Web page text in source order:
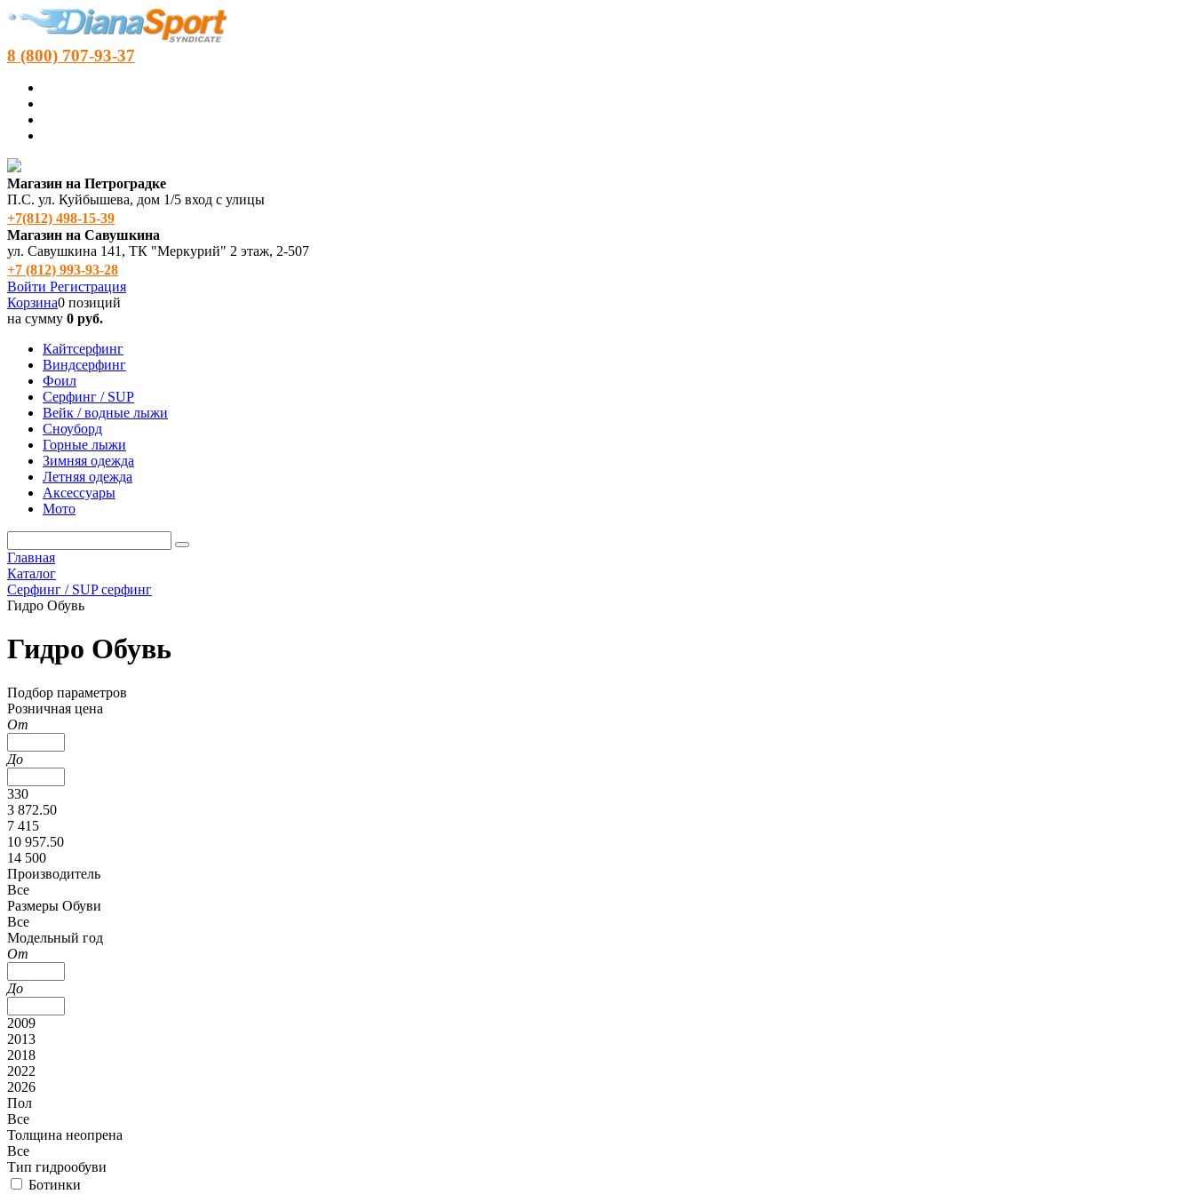
8 (800) 707-93-37
Магазин на Петроградке
П.С. ул. Куйбышева, дом 1/5 вход с улицы
+7(812) 498‑15-39
Магазин на Савушкина
ул. Савушкина 141, ТК "Меркурий" 2 этаж, 2-507
+7 (812) 993-93-28
Войти Регистрация
Корзина0 позиций
на сумму 0 руб.
Кайтсерфинг
Виндсерфинг
Фоил
Серфинг / SUP
Вейк / водные лыжи
Сноуборд
Горные лыжи
Зимняя одежда
Летняя одежда
Аксессуары
Мото
Главная
Каталог
Серфинг / SUP серфинг
Гидро Обувь
Гидро Обувь
Подбор параметров
Розничная цена
От
До
330
3 872.50
7 415
10 957.50
14 500
Производитель
Все
Размеры Обуви
Все
Модельный год
От
До
2009
2013
2018
2022
2026
Пол
Все
Толщина неопрена
Все
Тип гидрообуви
Ботинки